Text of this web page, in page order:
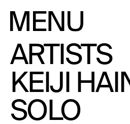
ARTISTS
KEIJI
SOLO